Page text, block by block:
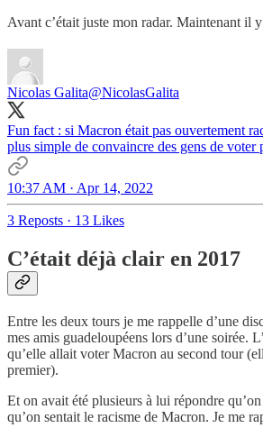
Avant c’était juste mon radar. Maintenant il
Nicolas Galita@NicolasGalita
Fun fact : si Macron était pas ouvertement
plus simple de convaincre des gens de voter
10:37 AM · Apr 14, 2022
3 Reposts · 13 Likes
C’était déjà clair en 2017
Entre les deux tours je me rappelle d’une
mes amis guadeloupéens lors d’une soirée.
qu’elle allait voter Macron au second tour
premier).
Et on avait été plusieurs à lui répondre
qu’on sentait le racisme de Macron. Je me